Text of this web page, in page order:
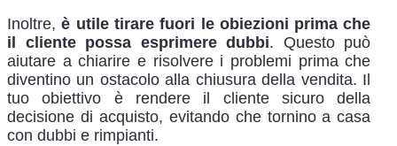
Inoltre,è utile tirare fuori le obiezioni prima che
il cliente possa esprimere dubbi. Questo può
aiutare a chiarire e risolvere i problemi prima che
diventino un ostacolo alla chiusura della vendita. Il
tuo obiettivo è rendere il cliente sicuro della
decisione di acquisto, evitando che tornino a casa
con dubbi e rimpianti.